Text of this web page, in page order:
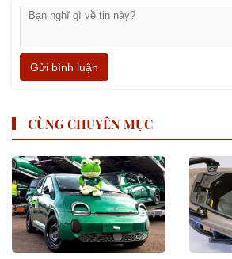
Gửi bình luận
CÙNG CHUYÊN MỤC